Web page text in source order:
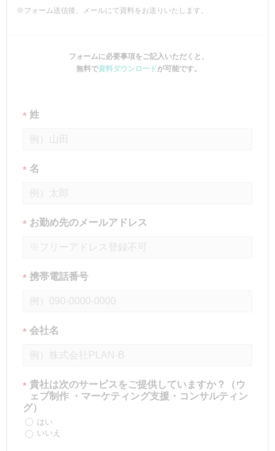
※フォーム送信後、メールにて資料をお送りいたします。
フォームに必要事項をご記入いただくと、
無料で資料ダウンロードが可能です。
* 姓
* 名
* お勤め先のメールアドレス
* 携帯電話番号
* 会社名
* 貴社は次のサービスをご提供していますか？（ウ
ェブ制作 ・マーケティング支援・コンサルティン
グ）
はい
いいえ